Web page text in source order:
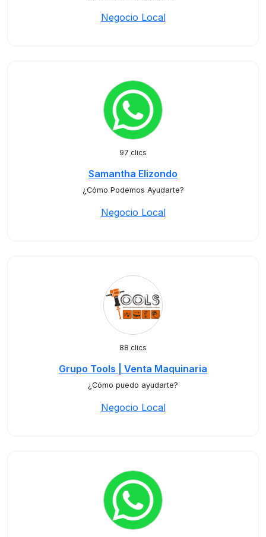
Negocio Local
97 clics
Samantha Elizondo
¿Cómo Podemos Ayudarte?
Negocio Local
88 clics
Grupo Tools | Venta Maquinaria
¿Cómo puedo ayudarte?
Negocio Local